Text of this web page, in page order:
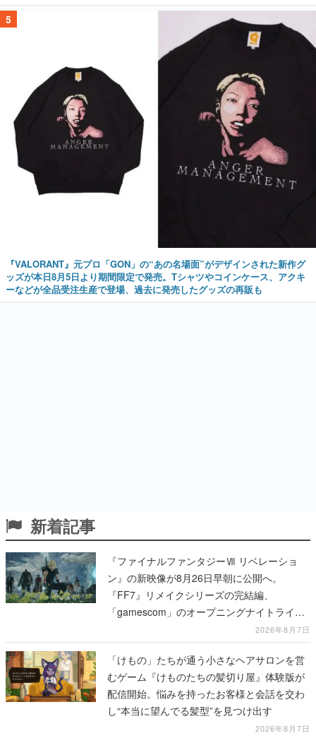
5
『VALORANT』元プロ「GON」の“あの名場面”がデザインされた新作グ
ッズが本日8月5日より期間限定で発売。Tシャツやコインケース、アクキ
ーなどが全品受注生産で登場、過去に発売したグッズの再販も
新着記事
『ファイナルファンタジーⅦ リベレーショ
ン』の新映像が8月26日早朝に公開へ。
『FF7』リメイクシリーズの完結編、
「gamescom」のオープニングナイトライブ
にてディレクターの浜口直樹氏が登壇する予
定
2026年8月7日
「けもの」たちが通う小さなヘアサロンを営
むゲーム『けものたちの髪切り屋』体験版が
配信開始。悩みを持ったお客様と会話を交わ
し“本当に望んでる髪型”を見つけ出す
2026年8月7日